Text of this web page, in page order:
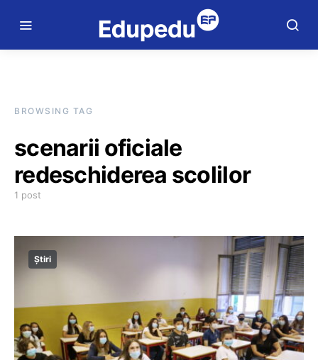
BROWSING TAG
scenarii oficiale
redeschiderea scolilor
1 post
Știri